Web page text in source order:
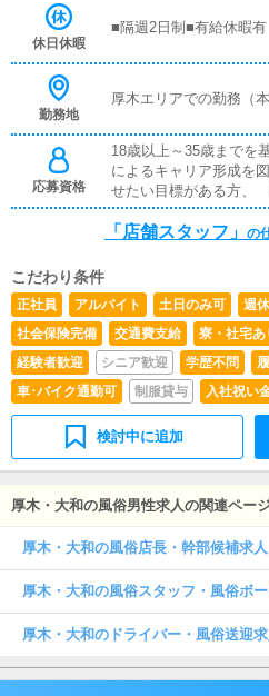
休日休暇
■隔週2日制■有給休暇有
勤務地
厚木エリアでの勤務（
応募資格
18歳以上～35歳までを
によるキャリア形成を
せたい目標がある方、
らの ご応募お待ちし
ープの考え方に ご共感
「店舗スタッフ」 の
こだわり条件
正社員 アルバイト 土日のみ可 週
社会保険完備
交通費支給 寮・社宅あ
経験者歓迎
シニア歓迎 学歴不問
車･バイク通勤可
制服貸与 入社祝い
検討中に追加
厚木・大和の風俗男性求人の関連ペー
厚木・大和の風俗店長・幹部候補求人
厚木・大和の風俗スタッフ・風俗ボ
厚木・大和のドライバー・風俗送迎求